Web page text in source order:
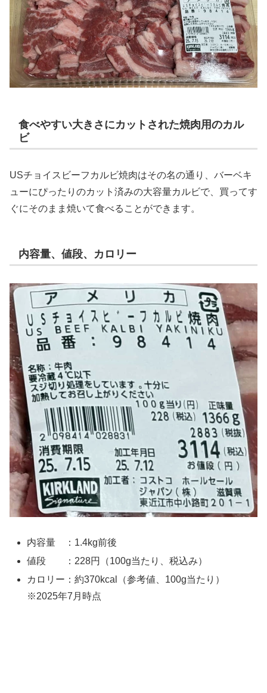
食べやすい大きさにカットされた焼肉用のカル
ビ
USチョイスビーフカルビ焼肉はその名の通り、バーベキ
ューにぴったりのカット済みの大容量カルビで、買ってす
ぐにそのまま焼いて食べることができます。
内容量、値段、カロリー
内容量 ：1.4kg前後
値段 ：228円（100g当たり、税込み）
カロリー：約370kcal（参考値、100g当たり）
※2025年7月時点